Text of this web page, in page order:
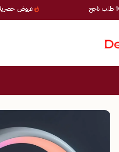
عروض حصرية —